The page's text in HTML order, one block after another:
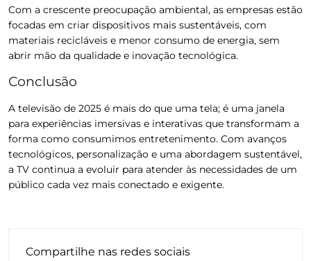
Com a crescente preocupação ambiental, as empresas estão
focadas em criar dispositivos mais sustentáveis, com
materiais recicláveis e menor consumo de energia, sem
abrir mão da qualidade e inovação tecnológica.
Conclusão
A televisão de 2025 é mais do que uma tela; é uma janela
para experiências imersivas e interativas que transformam a
forma como consumimos entretenimento. Com avanços
tecnológicos, personalização e uma abordagem sustentável,
a TV continua a evoluir para atender às necessidades de um
público cada vez mais conectado e exigente.
Compartilhe nas redes sociais